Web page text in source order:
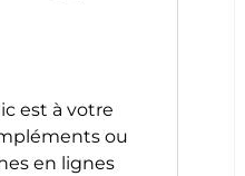
est à votre
ou
en lignes